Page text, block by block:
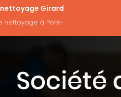
Girard